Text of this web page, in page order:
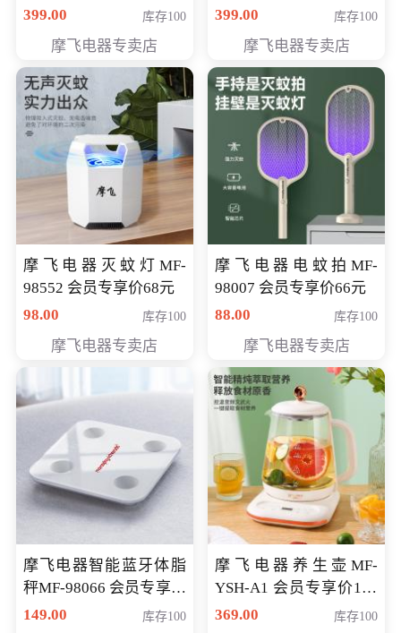
员专享价268元
399.00 库存100
摩飞电器专卖店
元
399.00 库存100
摩飞电器专卖店
摩飞电器灭蚊灯MF-
98552 会员专享价68元
98.00
库存100
摩飞电器专卖店
摩飞电器电蚊拍MF-
98007 会员专享价66元
88.00
库存100
摩飞电器专卖店
摩飞电器智能蓝牙体脂
秤MF-98066 会员专享价
98元
149.00 库存100
摩飞电器养生壶MF-
YSH-A1 会员专享价198
元
369.00 库存100